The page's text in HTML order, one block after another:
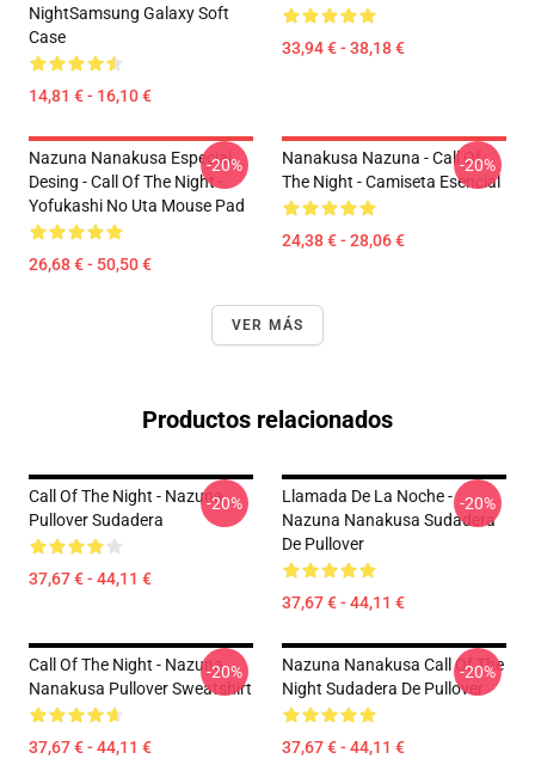
NightSamsung Galaxy Soft
Case
14,81 € - 16,10 €
33,94 € - 38,18 €
Nazuna Nanakusa Especial
Desing - Call Of The Night -
Yofukashi No Uta Mouse Pad
26,68 € - 50,50 €
-20%
Nanakusa Nazuna - Call Of
The Night - Camiseta Esencial
24,38 € - 28,06 €
-20%
VER MÁS
Productos relacionados
Call Of The Night - Nazuna
Pullover Sudadera
37,67 € - 44,11 €
-20%
Llamada De La Noche -
Nazuna Nanakusa Sudadera
De Pullover
37,67 € - 44,11 €
-20%
Call Of The Night - Nazuna
Nanakusa Pullover Sweatshirt
37,67 € - 44,11 €
-20%
Nazuna Nanakusa Call Of The
Night Sudadera De Pullover
37,67 € - 44,11 €
-20%